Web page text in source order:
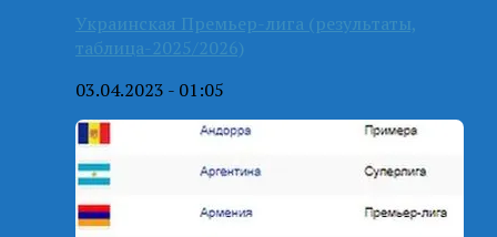
Украинская Премьер-лига (результаты,
таблица-2025/2026)
03.04.2023 - 01:05